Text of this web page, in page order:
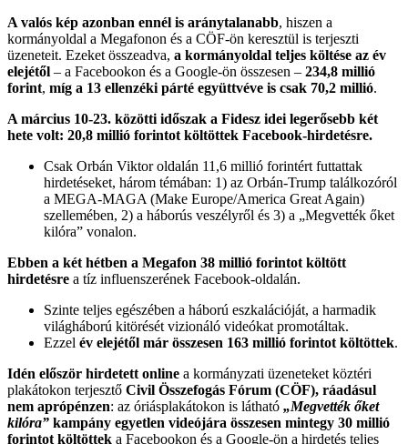
A valós kép azonban ennél is aránytalanabb, hiszen a
kormányoldal a Megafonon és a CÖF-ön keresztül is terjeszti
üzeneteit. Ezeket összeadva, a kormányoldal teljes költése az év
elejétől – a Facebookon és a Google-ön összesen – 234,8 millió
forint, míg a 13 ellenzéki párté együttvéve is csak 70,2 millió.
A március 10-23. közötti időszak a Fidesz idei legerősebb két
hete volt: 20,8 millió forintot költöttek Facebook-hirdetésre.
Csak Orbán Viktor oldalán 11,6 millió forintért futtattak
hirdetéseket, három témában: 1) az Orbán-Trump találkozóról
a MEGA-MAGA (Make Europe/America Great Again)
szellemében, 2) a háborús veszélyről és 3) a „Megvették őket
kilóra” vonalon.
Ebben a két hétben a Megafon 38 millió forintot költött
hirdetésre a tíz influenszerének Facebook-oldalán.
Szinte teljes egészében a háború eszkalációját, a harmadik
világháború kitörését vizionáló videókat promotáltak.
Ezzel év elejétől már összesen 163 millió forintot költöttek.
Idén először hirdetett online a kormányzati üzeneteket köztéri
plakátokon terjesztő Civil Összefogás Fórum (CÖF), ráadásul
nem aprópénzen: az óriásplakátokon is látható „Megvették őket
kilóra” kampány egyetlen videójára összesen mintegy 30 millió
forintot költöttek a Facebookon és a Google-ön a hirdetés teljes